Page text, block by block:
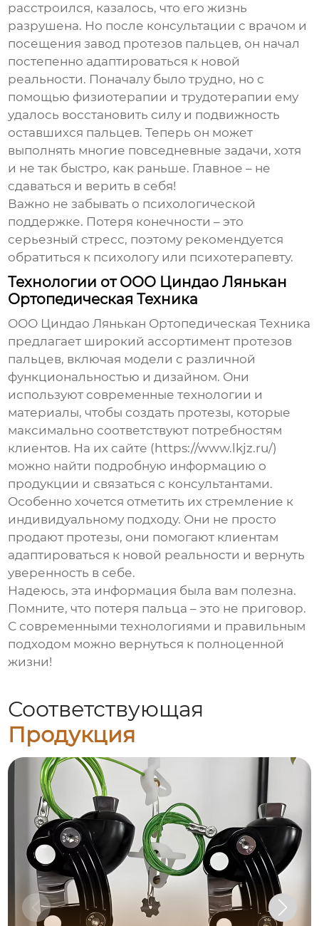
расстроился, казалось, что его жизнь
разрушена. Но после консультации с врачом и
посещениязавод протезов пальцев, он начал
постепенно адаптироваться к новой
реальности. Поначалу было трудно, но с
помощью физиотерапии и трудотерапии ему
удалось восстановить силу и подвижность
оставшихся пальцев. Теперь он может
выполнять многие повседневные задачи, хотя
и не так быстро, как раньше. Главное – не
сдаваться и верить в себя!
Важно не забывать о психологической
поддержке. Потеря конечности – это
серьезный стресс, поэтому рекомендуется
обратиться к психологу или психотерапевту.
Технологии от ООО Циндао Лянькан
Ортопедическая Техника
ООО Циндао Лянькан Ортопедическая Техника
предлагает широкий ассортимент протезов
пальцев, включая модели с различной
функциональностью и дизайном. Они
используют современные технологии и
материалы, чтобы создать протезы, которые
максимально соответствуют потребностям
клиентов. На их сайте (https://www.lkjz.ru/)
можно найти подробную информацию о
продукции и связаться с консультантами.
Особенно хочется отметить их стремление к
индивидуальному подходу. Они не просто
продают протезы, они помогают клиентам
адаптироваться к новой реальности и вернуть
уверенность в себе.
Надеюсь, эта информация была вам полезна.
Помните, что потеря пальца – это не приговор.
С современными технологиями и правильным
подходом можно вернуться к полноценной
жизни!
Соответствующая
Продукция